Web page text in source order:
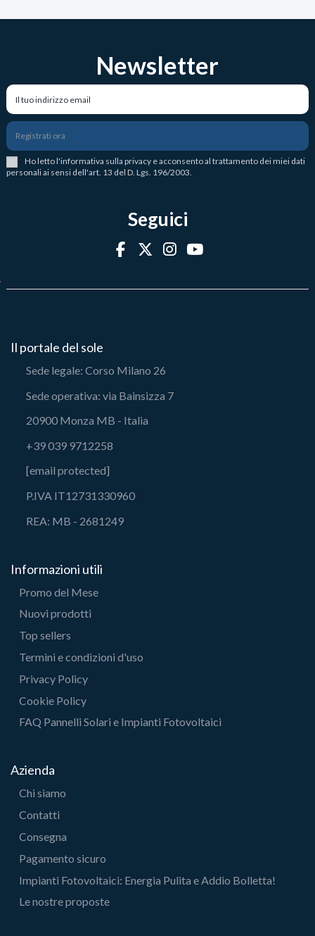
Newsletter
Registrati ora
Ho letto l'informativa sulla privacy e acconsento al trattamento dei miei dati
personali ai sensi dell'art. 13 del D. Lgs. 196/2003.
Seguici
Il portale del sole
Sede legale: Corso Milano 26
Sede operativa: via Bainsizza 7
20900 Monza MB - Italia
+39 039 9712258
[email protected]
P.IVA IT12731330960
REA: MB - 2681249
Informazioni utili
Promo del Mese
Nuovi prodotti
Top sellers
Termini e condizioni d'uso
Privacy Policy
Cookie Policy
FAQ Pannelli Solari e Impianti Fotovoltaici
Azienda
Chi siamo
Contatti
Consegna
Pagamento sicuro
Impianti Fotovoltaici: Energia Pulita e Addio Bolletta!
Le nostre proposte